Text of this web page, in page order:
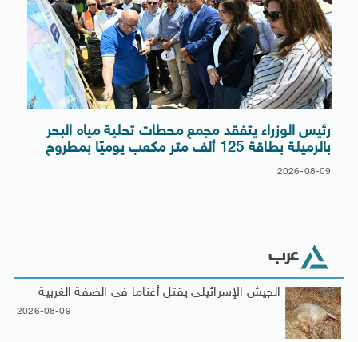
رئيس الوزراء يتفقد مجمع محطات تحلية مياه البحر
بالرميلة بطاقة 125 ألف متر مكعب يوميًا بمطروح
2026-08-09
عرب
الجيش الإسرائيلى يقتل أغناما فى الضفة الغربية
2026-08-09